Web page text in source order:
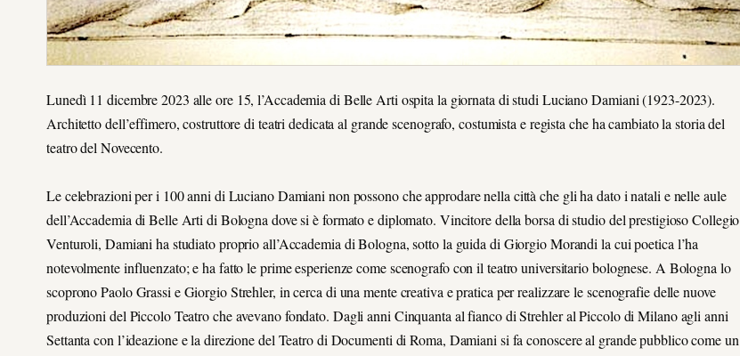
Lunedì 11 dicembre 2023 alle ore 15, l’Accademia di Belle Arti ospita la giornata di studi Luciano Damiani (1923-2023).
Architetto dell’effimero, costruttore di teatri dedicata al grande scenografo, costumista e regista che ha cambiato la storia del
teatro del Novecento.
Le celebrazioni per i 100 anni di Luciano Damiani non possono che approdare nella città che gli ha dato i natali e nelle aule
dell’Accademia di Belle Arti di Bologna dove si è formato e diplomato. Vincitore della borsa di studio del prestigioso Collegio
Venturoli, Damiani ha studiato proprio all’Accademia di Bologna, sotto la guida di Giorgio Morandi la cui poetica l’ha
notevolmente influenzato; e ha fatto le prime esperienze come scenografo con il teatro universitario bolognese. A Bologna lo
scoprono Paolo Grassi e Giorgio Strehler, in cerca di una mente creativa e pratica per realizzare le scenografie delle nuove
produzioni del Piccolo Teatro che avevano fondato. Dagli anni Cinquanta al fianco di Strehler al Piccolo di Milano agli anni
Settanta con l’ideazione e la direzione del Teatro di Documenti di Roma, Damiani si fa conoscere al grande pubblico come un